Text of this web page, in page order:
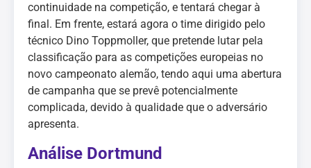
continuidade na competição, e tentará chegar à
final. Em frente, estará agora o time dirigido pelo
técnico Dino Toppmoller, que pretende lutar pela
classificação para as competições europeias no
novo campeonato alemão, tendo aqui uma abertura
de campanha que se prevê potencialmente
complicada, devido à qualidade que o adversário
apresenta.
Análise Dortmund